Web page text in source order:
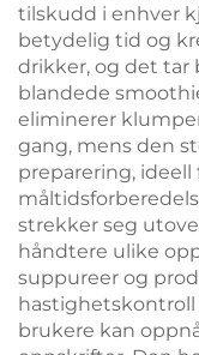
tilskudd i enhver
betydelig tid og
drikker, og det tar
blandede
eliminerer
gang, mens den
preparering, ideell
strekker seg
håndtere ulike
suppureer og
hastighetskontroll
brukere kan